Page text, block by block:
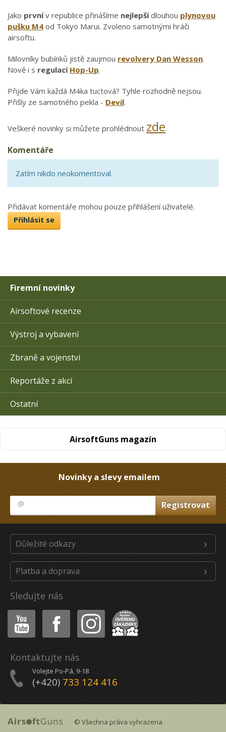
Jako prvnív republice přinášíme nejlepšídlouhou plynovou
pušku M4 od Tokyo Marui. Zvoleno samotnými hráči
airsoftu.
Milovníky bubínků jistě zaujmou revolvery Dan Wesson.
Nově i s regulací Hop-Up.
Přijde Vám každá M4ka tuctová? Tyhle rozhodně nejsou.
Přišly ze samotného pekla - Devil.
Veškeré novinky si můžete prohlédnout zde.
Komentáře
Zatím nikdo neokomentoval.
Přidávat komentáře mohou pouze přihlášení uživatelé.
Přihlásit se
Firemní novinky
Airsoftové recenze
Výstroj a vybavení
Zbraně a vojenství
Reportáže z akcí
Ostatní
AirsoftGuns magazín
Novinky a slevy emailem
Důležité odkazy
Platba a doprava
Sledujte nás
Youtube Facebook Instagram Heureka
Kontaktujte nás
Volejte Po-Pá, 9-18
(+420) 733 124 416
© Všechna práva vyhrazena